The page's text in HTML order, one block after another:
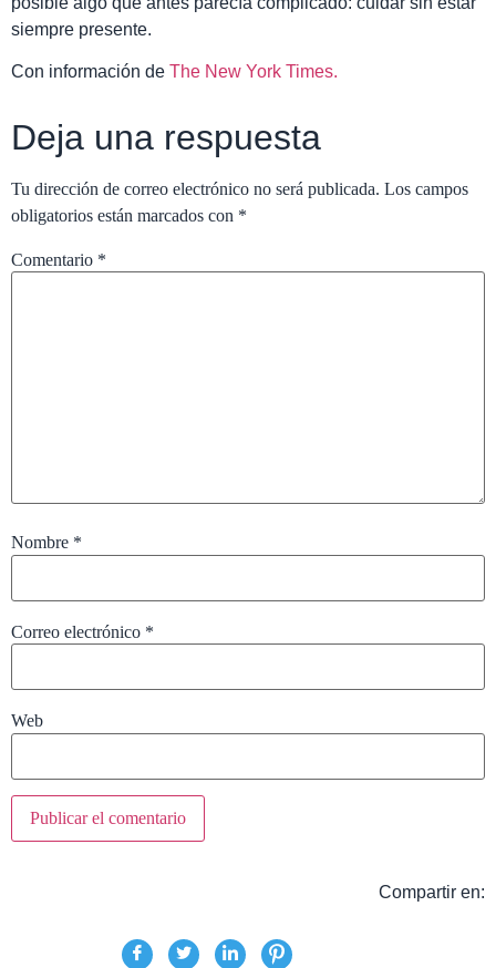
siempre presente.
Con información de The New York Times.
Deja una respuesta
Tu dirección de correo electrónico no será publicada. Los campos
obligatorios están marcados con *
Comentario *
Nombre *
Correo electrónico *
Web
Compartir en: